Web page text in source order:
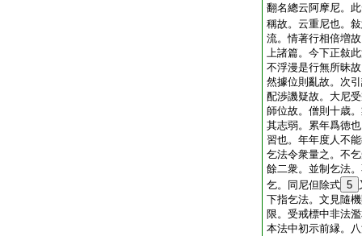
翻名總云阿摩尼。
稱故。云重尼也。
流。情著行相倍増
上諸篇。今下正敍
不浮漫是行無所昧
然據位則亂故。次
配渉譏疑故。大尼
師位故。僧則十歳
其志弱。累年爲徳
習也。年年度人不
乞法令衆量之。不
餘二衆。並制乞法
乞。同尼但除式 5
下指乞法。文見隨
限。受戒標中非法
本法中初示前縁。